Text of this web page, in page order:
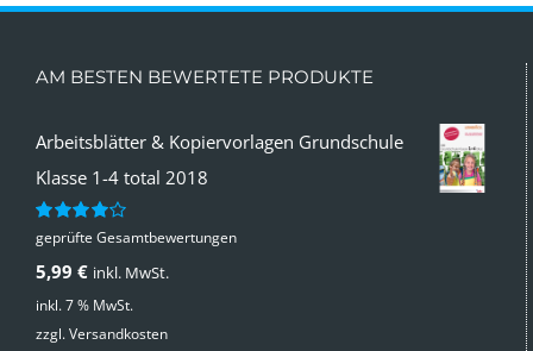
AM BESTEN BEWERTETE PRODUKTE
Arbeitsblätter & Kopiervorlagen Grundschule
Klasse 1-4 total 2018
Bewertet
von 5
geprüfte Gesamtbewertungen
5,99 € inkl. MwSt.
inkl. 7 % MwSt.
zzgl.Versandkosten